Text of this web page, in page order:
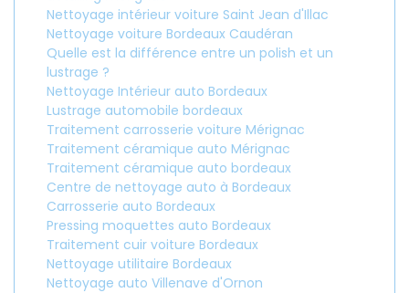
Nettoyage intérieur voiture Saint Jean d'Illac
Nettoyage voiture Bordeaux Caudéran
Quelle est la différence entre un polish et un
lustrage ?
Nettoyage Intérieur auto Bordeaux
Lustrage automobile bordeaux
Traitement carrosserie voiture Mérignac
Traitement céramique auto Mérignac
Traitement céramique auto bordeaux
Centre de nettoyage auto à Bordeaux
Carrosserie auto Bordeaux
Pressing moquettes auto Bordeaux
Traitement cuir voiture Bordeaux
Nettoyage utilitaire Bordeaux
Nettoyage auto Villenave d'Ornon